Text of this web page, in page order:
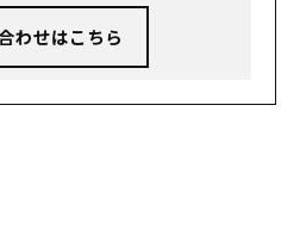
わせはこちら